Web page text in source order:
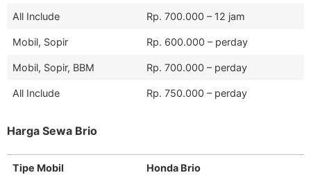
All Include Rp. 700.000 – 12 jam
Mobil, Sopir Rp. 600.000 – perday
Mobil, Sopir, BBM Rp. 700.000 – perday
All Include Rp. 750.000 – perday
Harga Sewa Brio
Tipe Mobil Honda Brio